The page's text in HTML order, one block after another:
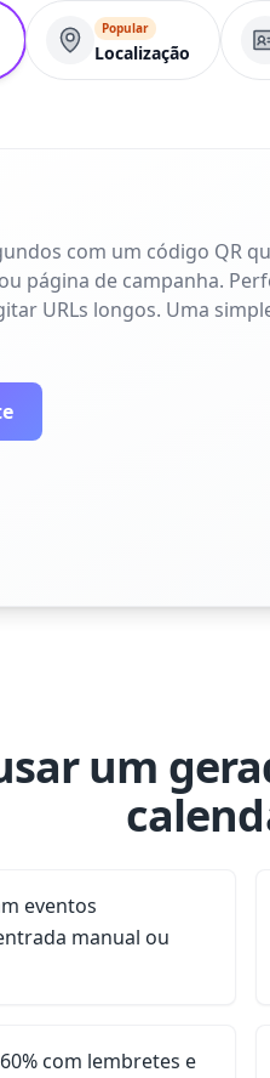
Popular
Localização
com um código QR
página de campanha.
URLs longos. Uma
um
eventos
manual ou
com lembretes e